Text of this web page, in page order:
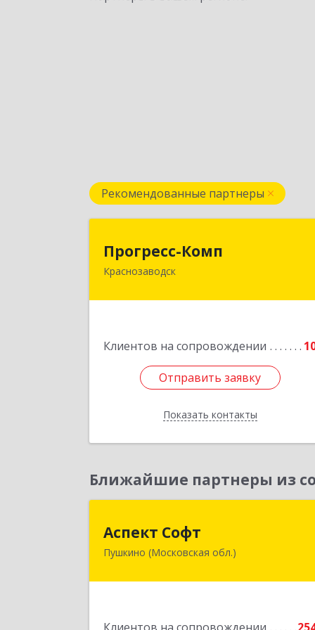
Рекомендованные партнеры
Прогресс-Комп
Краснозаводск
Клиентов на сопровождении
Отправить заявку
Показать контакты
141321, Московская обл, Сергиево-
Отправить заявку
Назад
Ближайшие партнеры из
Аспект Софт
Пушкино (Московская обл.)
141205, Московская обл, Пушкинский